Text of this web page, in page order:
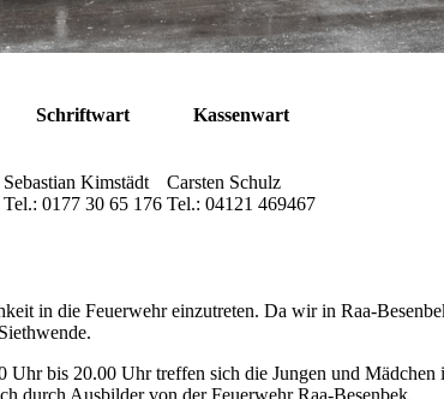
Schriftwart Kassenwart
Sebastian Kimstädt
Tel.: 0177 30 65 176
Carsten Schulz
Tel.: 04121 469467
in die Feuerwehr einzutreten. Da wir in Raa-
bis 20.00 Uhr treffen sich die Jungen und Mädchen
durch Ausbilder von der Feuerwehr Raa-Besenbek.